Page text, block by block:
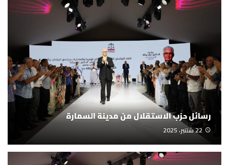
رسائل حزب الاستقلال من مدينة السمارة
22 شتنبر، 2025